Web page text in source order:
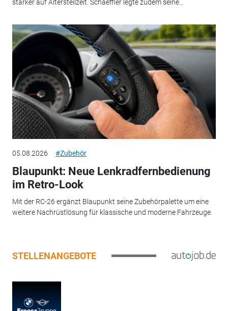
stärker auf Altersteilzeit. Schaeffler legte zudem seine...
05.08.2026 #Zubehör
Blaupunkt: Neue Lenkradfernbedienung
im Retro-Look
Mit der RC-26 ergänzt Blaupunkt seine Zubehörpalette um eine
weitere Nachrüstlösung für klassische und moderne Fahrzeuge.
STELLENANGEBOTE